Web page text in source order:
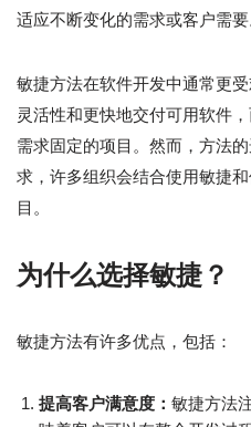
适应不断变化的需求或客户需要
敏捷方法在软件开发中通常更
灵活性和更快地交付可用软件
需求固定的项目。然而，方法
求，许多组织会结合使用敏捷
目。
为什么选择敏捷？
敏捷方法有许多优点，包括：
提高客户满意度： 敏捷方法